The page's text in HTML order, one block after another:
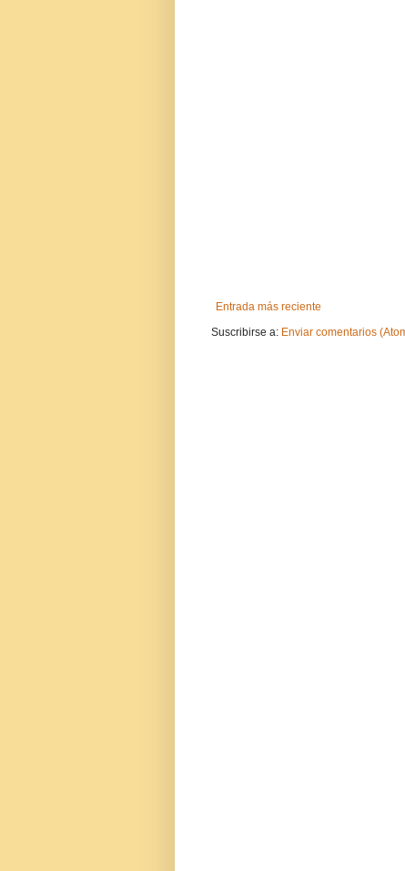
Entrada más reciente
Suscribirse a: Enviar comentarios